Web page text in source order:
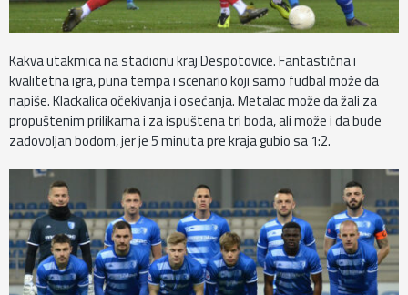
Kakva utakmica na stadionu kraj Despotovice. Fantastična i
kvalitetna igra, puna tempa i scenario koji samo fudbal može da
napiše. Klackalica očekivanja i osećanja. Metalac može da žali za
propuštenim prilikama i za ispuštena tri boda, ali može i da bude
zadovoljan bodom, jer je 5 minuta pre kraja gubio sa 1:2.